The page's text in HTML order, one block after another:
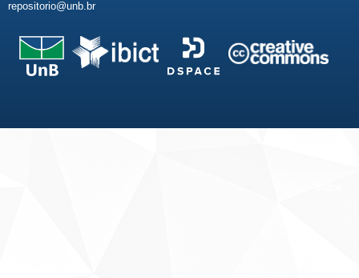
repositorio@unb.br